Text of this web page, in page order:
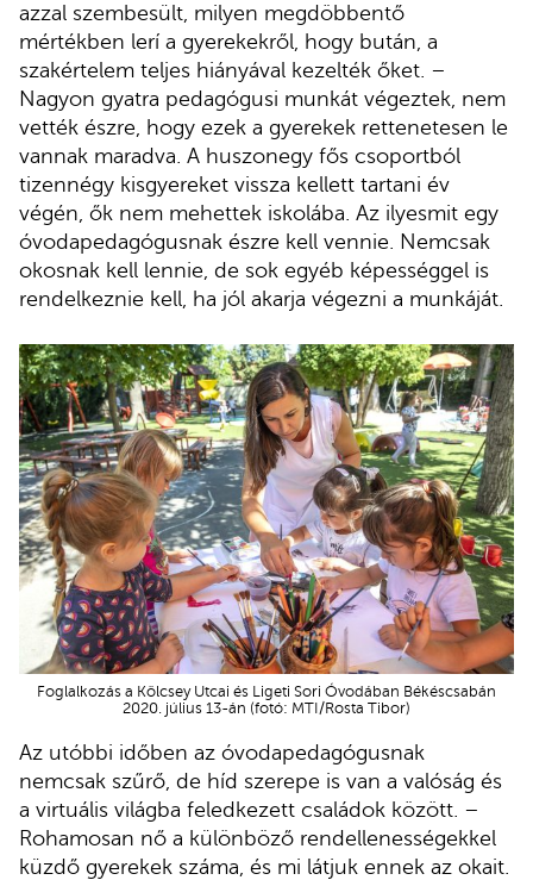
azzal szembesült, milyen megdöbbentő
mértékben lerí a gyerekekről, hogy bután, a
szakértelem teljes hiányával kezelték őket. –
Nagyon gyatra pedagógusi munkát végeztek, nem
vették észre, hogy ezek a gyerekek rettenetesen le
vannak maradva. A huszonegy fős csoportból
tizennégy kisgyereket vissza kellett tartani év
végén, ők nem mehettek iskolába. Az ilyesmit egy
óvodapedagógusnak észre kell vennie. Nemcsak
okosnak kell lennie, de sok egyéb képességgel is
rendelkeznie kell, ha jól akarja végezni a munkáját.
Foglalkozás a Kölcsey Utcai és Ligeti Sori Óvodában Békéscsabán
2020. július 13-án (fotó: MTI/Rosta Tibor)
Az utóbbi időben az óvodapedagógusnak
nemcsak szűrő, de híd szerepe is van a valóság és
a virtuális világba feledkezett családok között. –
Rohamosan nő a különböző rendellenességekkel
küzdő gyerekek száma, és mi látjuk ennek az okait.